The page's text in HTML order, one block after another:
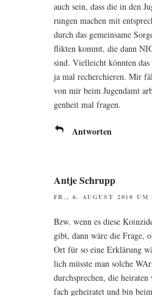
auch sein, dass die in den
run­gen machen mit
durch das gemein­sa­me
flik­ten kommt, die dann
sind. Viel­leicht könn­ten
ja mal recher­chie­ren. Mir
von mir beim Jugend­amt
gen­heit mal fragen.
Antworten
Antje Schrupp
FR., 6. AUGUST 2010 UM
Bzw. wenn es die­se
gibt, dann wäre die Fra­ge,
Ort für so eine Erklä­rung
lich müss­te man sol­che
durch­spre­chen, die
fach gehei­ra­tet und bin